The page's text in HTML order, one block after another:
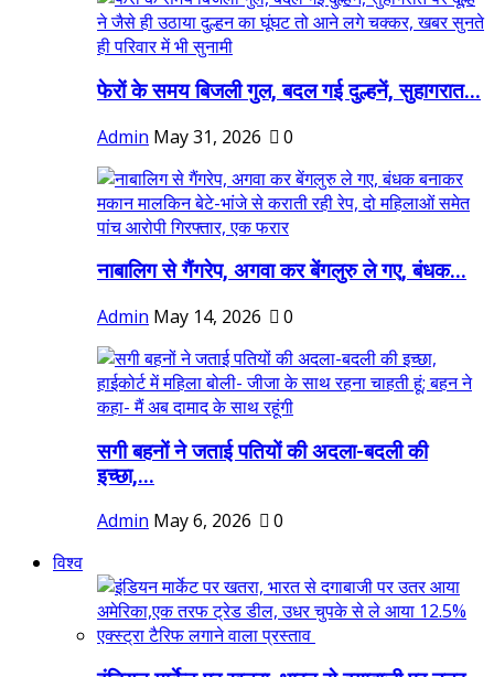
फेरों के समय बिजली गुल, बदल गई दुल्हनें, सुहागरात...
Admin May 31, 2026 0
नाबालिग से गैंगरेप, अगवा कर बेंगलुरु ले गए, बंधक...
Admin May 14, 2026 0
सगी बहनों ने जताई पतियों की अदला-बदली की
इच्छा,...
Admin May 6, 2026
0
विश्व